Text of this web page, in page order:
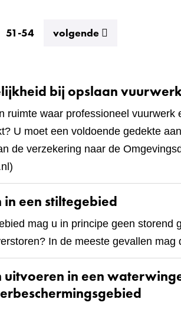
51-54 volgenderesultaten
bij opslaan
ruimte waar professioneel
U moet een voldoende gedekte
de verzekering naar de
)
een stiltegebied
mag u in principe geen storend
In de meeste gevallen
uitvoeren in een